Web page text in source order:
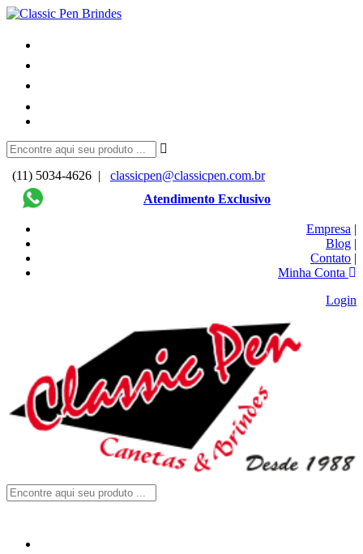
(11) 5034-4626 |
classicpen@classicpen.com.br
Atendimento Exclusivo
Empresa |
Blog |
Contato |
Minha Conta
Login